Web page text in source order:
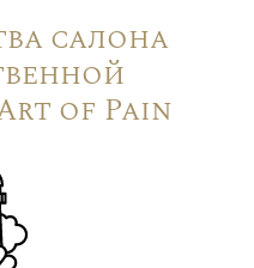
салона
of Pain